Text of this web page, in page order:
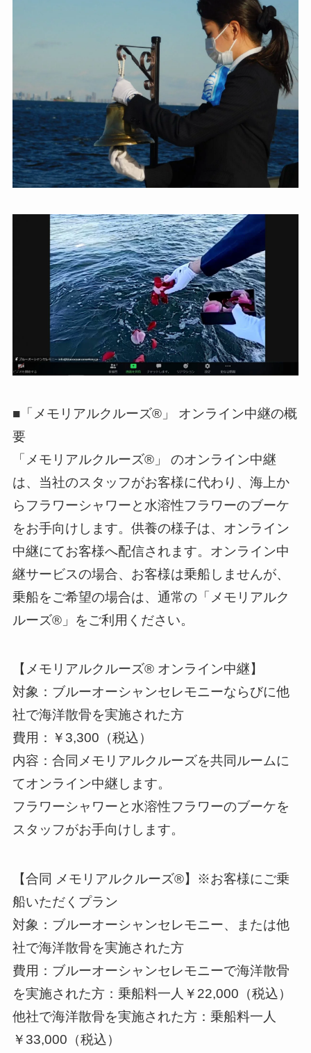
■「メモリアルクルーズ®」 オンライン中継の概
要
「メモリアルクルーズ®」 のオンライン中継
は、当社のスタッフがお客様に代わり、海上か
らフラワーシャワーと水溶性フラワーのブーケ
をお手向けします。供養の様子は、オンライン
中継にてお客様へ配信されます。オンライン中
継サービスの場合、お客様は乗船しませんが、
乗船をご希望の場合は、通常の「メモリアルク
ルーズ®」をご利用ください。
【メモリアルクルーズ® オンライン中継】
対象：ブルーオーシャンセレモニーならびに他
社で海洋散骨を実施された方
費用：￥3,300（税込）
内容：合同メモリアルクルーズを共同ルームに
てオンライン中継します。
フラワーシャワーと水溶性フラワーのブーケを
スタッフがお手向けします。
【合同 メモリアルクルーズ®】※お客様にご乗
船いただくプラン
対象：ブルーオーシャンセレモニー、または他
社で海洋散骨を実施された方
費用：ブルーオーシャンセレモニーで海洋散骨
を実施された方：乗船料一人￥22,000（税込）
他社で海洋散骨を実施された方：乗船料一人
￥33,000（税込）